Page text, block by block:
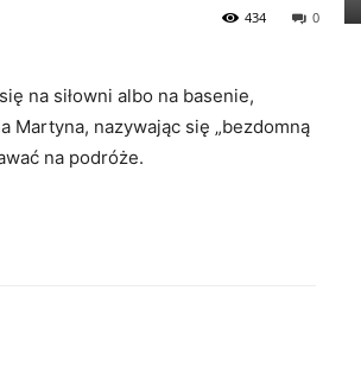
0
434
na siłowni albo na basenie,
Martyna, nazywając się „bezdomną
na podróże.